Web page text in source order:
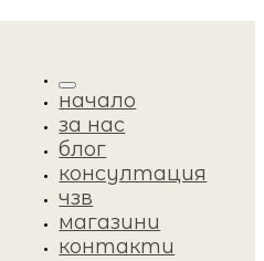
начало
за нас
блог
консултация
чзв
магазини
контакти